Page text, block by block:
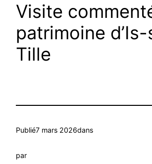
Visite
patrimoine
Tille
Publié7 mars 2026dans
par